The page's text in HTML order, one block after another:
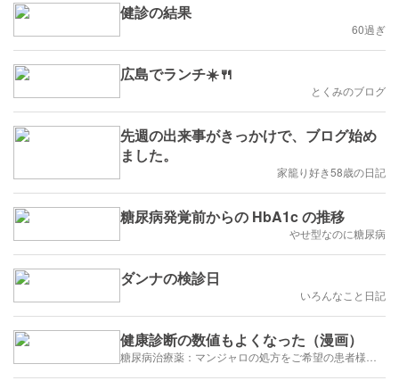
健診の結果
60過ぎ
広島でランチ☀️🍴
とくみのブログ
先週の出来事がきっかけで、ブログ始め
ました。
家籠り好き58歳の日記
糖尿病発覚前からの HbA1c の推移
やせ型なのに糖尿病
ダンナの検診日
いろんなこと日記
健康診断の数値もよくなった（漫画）